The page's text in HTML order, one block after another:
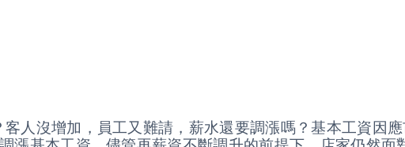
人沒增加，員工又難請，薪水還要調漲嗎？基本工資因